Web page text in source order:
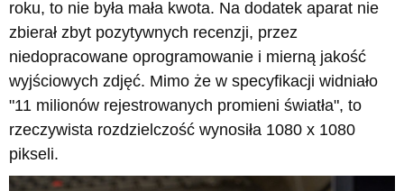
roku, to nie była mała kwota. Na dodatek aparat nie
zbierał zbyt pozytywnych recenzji, przez
niedopracowane oprogramowanie i mierną jakość
wyjściowych zdjęć. Mimo że w specyfikacji widniało
"11 milionów rejestrowanych promieni światła", to
rzeczywista rozdzielczość wynosiła 1080 x 1080
pikseli.